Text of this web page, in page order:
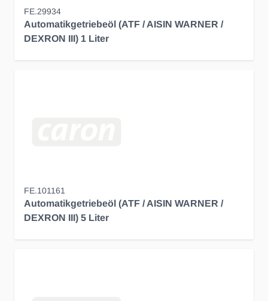
FE.29934
Automatikgetriebeöl (ATF / AISIN WARNER /
DEXRON III) 1 Liter
FE.101161
Automatikgetriebeöl (ATF / AISIN WARNER /
DEXRON III) 5 Liter